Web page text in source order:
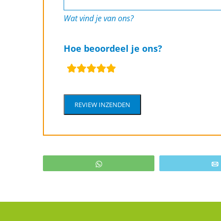
Wat vind je van ons?
Hoe beoordeel je ons?
waardering